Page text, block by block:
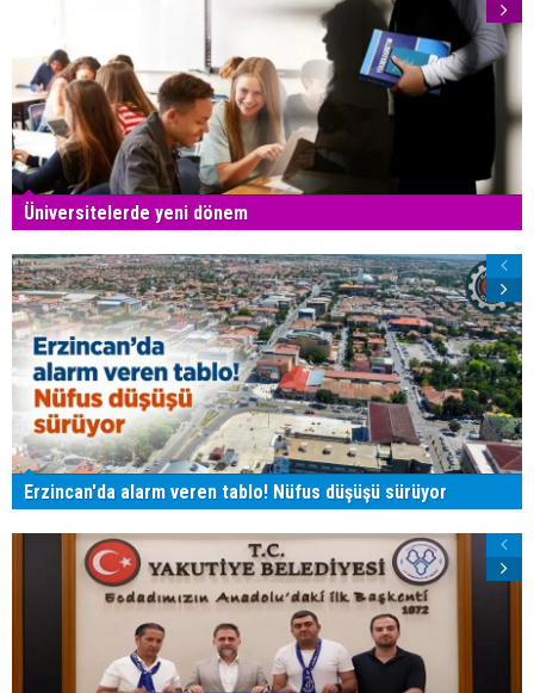
Üniversitelerde yeni dönem
Erzincan'da alarm veren tablo! Nüfus düşüşü sürüyor